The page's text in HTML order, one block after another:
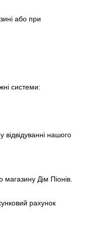
або при
системи:
нашого
магазину Дім Піонів.
рахунок